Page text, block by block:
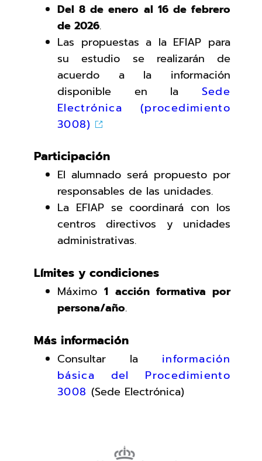
Del 8 de enero al 16 de febrero
de 2026.
Las propuestas a la EFIAP para
su estudio se realizarán de
acuerdo a la información
disponible en la Sede
Electrónica (procedimiento
3008)
Participación
El alumnado será propuesto por
responsables de las unidades.
La EFIAP se coordinará con los
centros directivos y unidades
administrativas.
Límites y condiciones
Máximo1 acción formativa por
persona/año.
Más información
Consultar la información
básica del Procedimiento
3008 (Sede Electrónica)